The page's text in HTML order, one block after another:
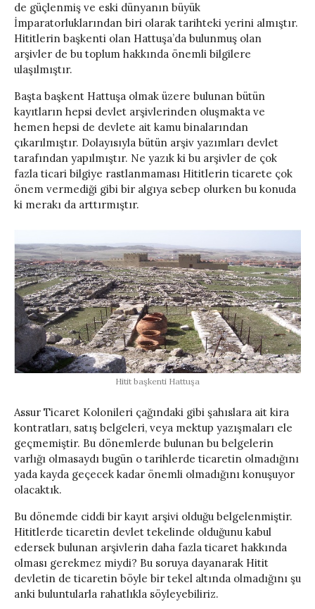
de güçlenmiş ve eski dünyanın büyük
İmparatorluklarından biri olarak tarihteki yerini almıştır.
Hititlerin başkenti olan Hattuşa’da bulunmuş olan
arşivler de bu toplum hakkında önemli bilgilere
ulaşılmıştır.
Başta başkent Hattuşa olmak üzere bulunan bütün
kayıtların hepsi devlet arşivlerinden oluşmakta ve
hemen hepsi de devlete ait kamu binalarından
çıkarılmıştır. Dolayısıyla bütün arşiv yazımları devlet
tarafından yapılmıştır. Ne yazık ki bu arşivler de çok
fazla ticari bilgiye rastlanmaması Hititlerin ticarete çok
önem vermediği gibi bir algıya sebep olurken bu konuda
ki merakı da arttırmıştır.
Hitit başkenti Hattuşa
Assur Ticaret Kolonileri çağındaki gibi şahıslara ait kira
kontratları, satış belgeleri, veya mektup yazışmaları ele
geçmemiştir. Bu dönemlerde bulunan bu belgelerin
varlığı olmasaydı bugün o tarihlerde ticaretin olmadığını
yada kayda geçecek kadar önemli olmadığını konuşuyor
olacaktık.
Bu dönemde ciddi bir kayıt arşivi olduğu belgelenmiştir.
Hititlerde ticaretin devlet tekelinde olduğunu kabul
edersek bulunan arşivlerin daha fazla ticaret hakkında
olması gerekmez miydi? Bu soruya dayanarak Hitit
devletin de ticaretin böyle bir tekel altında olmadığını şu
anki buluntularla rahatlıkla söyleyebiliriz.